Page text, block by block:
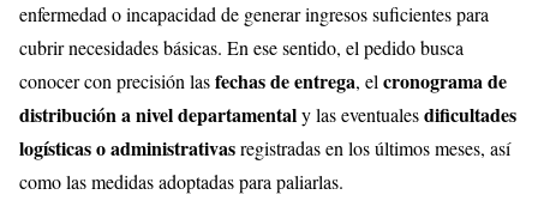
enfermedad o incapacidad de generar ingresos suficientes para
cubrir necesidades básicas. En ese sentido, el pedido busca
conocer con precisión lasfechas de entrega, el cronograma de
distribución a nivel departamentaly las eventualesdificultades
logísticas o administrativasregistradas en los últimos meses, así
como las medidas adoptadas para paliarlas.